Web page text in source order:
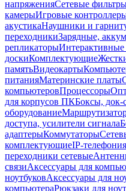
напряженияСетевые
камерыИгровые
акустикаНаушники и
переходникиЗарядные,
репликаторыИнтерактивные
доскиКомплектующие
памятьВидеокарты
питанияМатеринские платы
компьютеровПроцессоры
для корпусов ПКБоксы, док-
оборудование
доступа, усилители сигнала
адаптерыКоммутаторы
комплектующиеIP-телефония
переходники сетевые
связиАксессуары для
ноутбуковАксессуары для
компьютераРюкзаки для